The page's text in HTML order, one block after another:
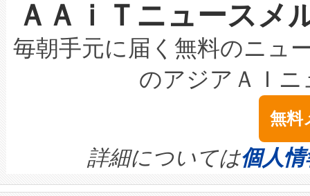
設には、3億～4億ドルかか
最高経営責任者（CEO）であ
す。「当社のfully-connected
ームを利用すれば、6,000万
きます。この効率性は、フェ
持できるよう貢献します。こ
ービスレベル契約（SLA）違
テリー性能の劣化によるダウ
念は、現在データセンターが
ます。 Voltaiq provides a
quality and reliability for AI
BESS stack to ensure battery
な環境下でも豊かなディテー
キロメートル範囲を検出
LiDAR for Inspections,
は1535 nmレーザーを搭載。
イズの小径化を実現すること
す。ノーマルモードでは、
ートル先まで検出でき、これ
ＡＡｉＴニュース
毎朝手元に届く無料のニュ
のアジアＡＩ
無料
詳細については個人